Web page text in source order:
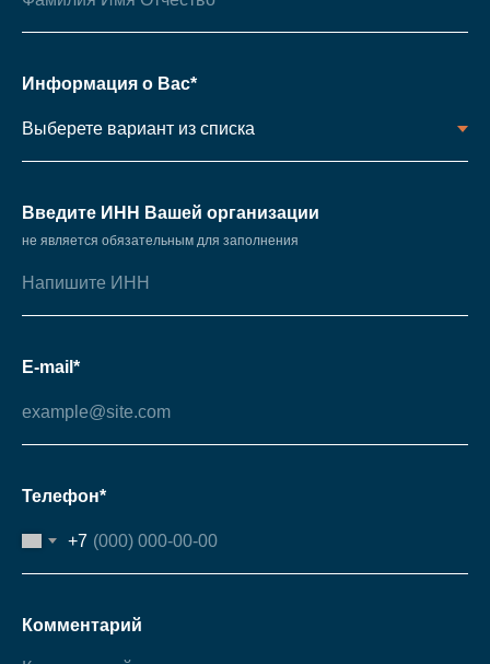
Информация о Вас*
Введите ИНН Вашей организации
не является обязательным для заполнения
E-mail*
Телефон*
+7
Комментарий